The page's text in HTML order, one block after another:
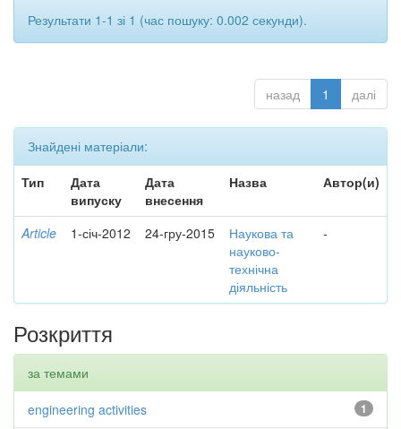
Результати 1-1 зі 1 (час пошуку: 0.002 секунди).
назад 1 далі
Знайдені матеріали:
Тип
Дата
випуску
Дата
внесення
Назва Автор(и)
Article 1-січ-2012 24-гру-2015
Наукова та
науково-
технічна
діяльність
-
Розкриття
за темами
1
engineering activities